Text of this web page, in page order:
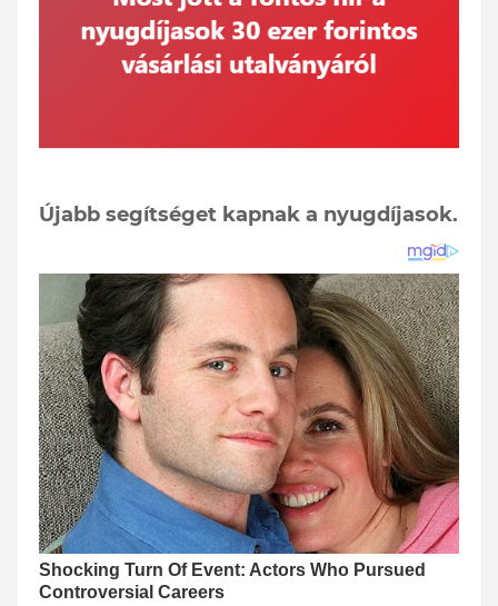
Újabb segítséget kapnak a nyugdíjasok.